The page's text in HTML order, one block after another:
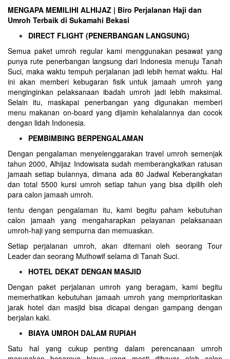
MENGAPA MEMILIHI ALHIJAZ | Biro Perjalanan Haji dan
Umroh Terbaik di Sukamahi Bekasi
DIRECT FLIGHT (PENERBANGAN LANGSUNG)
Semua paket umroh regular kami menggunakan pesawat yang
punya rute penerbangan langsung dari Indonesia menuju Tanah
Suci, maka waktu tempuh perjalanan jadi lebih hemat waktu. Hal
ini akan memberi kebugaran fisik untuk jamaah umroh yang
menginginkan pelaksanaan ibadah umroh jadi lebih maksimal.
Selain itu, maskapai penerbangan yang digunakan memberi
menu makanan on-board yang dijamin kehalalannya dan cocok
dengan lidah Indonesia.
PEMBIMBING BERPENGALAMAN
Dengan pengalaman menyelenggarakan travel umroh semenjak
tahun 2000, Alhijaz Indowisata sudah memberangkatkan ratusan
jamaah setiap bulannya, dimana ada 80 Jadwal Keberangkatan
dan total 5500 kursi umroh setiap tahun yang bisa dipilih oleh
para calon jamaah umroh.
tentu dengan pengalaman itu, kami begitu paham kebutuhan
calon jamaah yang mengaharapkan pelayanan pelaksanaan
umroh-haji yang sempurna dan memuaskan.
Setiap perjalanan umroh, akan ditemani oleh seorang Tour
Leader dan seorang Muthowif selama di Tanah Suci.
HOTEL DEKAT DENGAN MASJID
Dengan paket perjalanan umroh yang beragam, kami begitu
memerhatikan kebutuhan jamaah umroh yang memprioritaskan
jarak hotel dan masjid bisa dicapai dengan gampang dengan
berjalan kaki.
BIAYA UMROH DALAM RUPIAH
Satu hal yang cukup penting dalam perencanaan umroh